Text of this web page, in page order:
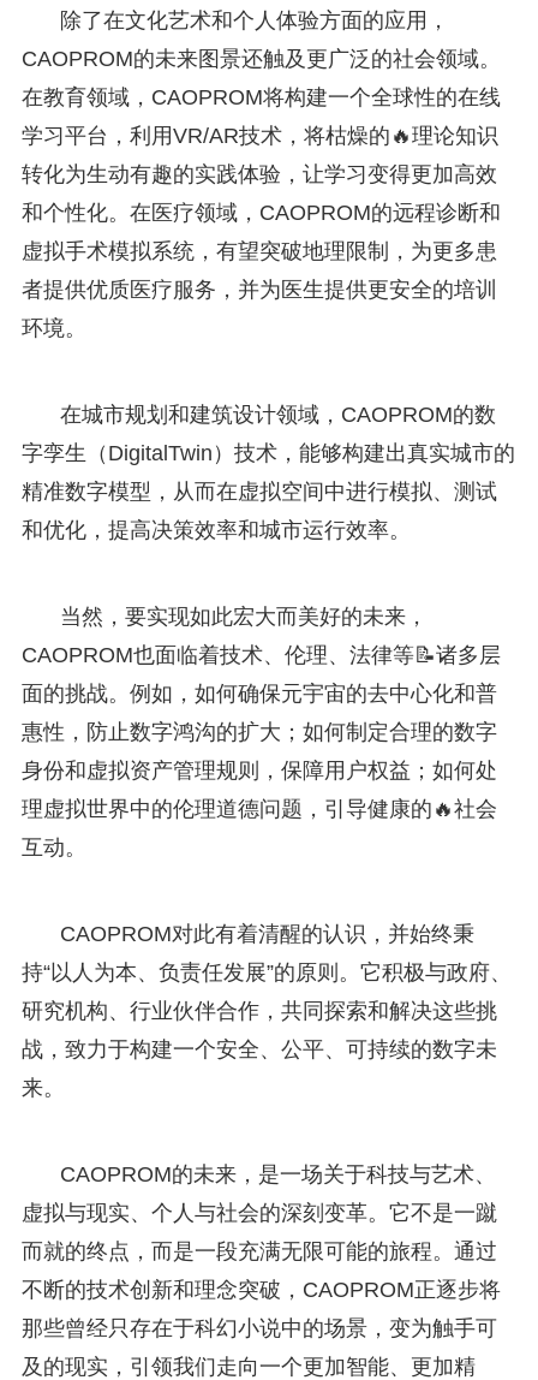
除了在文化艺术和个人体验方面的应用，
CAOPROM的未来图景还触及更广泛的社会领域。
在教育领域，CAOPROM将构建一个全球性的在线
学习平台，利用VR/AR技术，将枯燥的🔥理论知识
转化为生动有趣的实践体验，让学习变得更加高效
和个性化。在医疗领域，CAOPROM的远程诊断和
虚拟手术模拟系统，有望突破地理限制，为更多患
者提供优质医疗服务，并为医生提供更安全的培训
环境。
在城市规划和建筑设计领域，CAOPROM的数
字孪生（DigitalTwin）技术，能够构建出真实城市的
精准数字模型，从而在虚拟空间中进行模拟、测试
和优化，提高决策效率和城市运行效率。
当然，要实现如此宏大而美好的未来，
CAOPROM也面临着技术、伦理、法律等📝诸多层
面的挑战。例如，如何确保元宇宙的去中心化和普
惠性，防止数字鸿沟的扩大；如何制定合理的数字
身份和虚拟资产管理规则，保障用户权益；如何处
理虚拟世界中的伦理道德问题，引导健康的🔥社会
互动。
CAOPROM对此有着清醒的认识，并始终秉
持“以人为本、负责任发展”的原则。它积极与政府、
研究机构、行业伙伴合作，共同探索和解决这些挑
战，致力于构建一个安全、公平、可持续的数字未
来。
CAOPROM的未来，是一场关于科技与艺术、
虚拟与现实、个人与社会的深刻变革。它不是一蹴
而就的终点，而是一段充满无限可能的旅程。通过
不断的技术创新和理念突破，CAOPROM正逐步将
那些曾经只存在于科幻小说中的场景，变为触手可
及的现实，引领我们走向一个更加智能、更加精